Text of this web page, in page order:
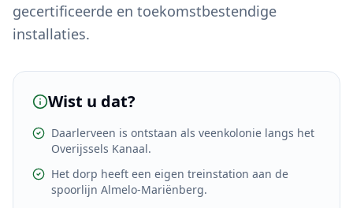
gecertificeerde en toekomstbestendige
installaties.
Wist u dat?
Daarlerveen is ontstaan als veenkolonie langs het
Overijssels Kanaal.
Het dorp heeft een eigen treinstation aan de
spoorlijn Almelo-Mariënberg.